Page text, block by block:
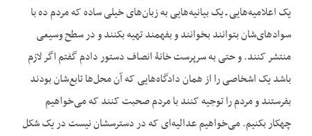
یک اعلامیه‌هایی ـ یک بیانیه‌هایی به زبان‌های خیلی ساده که مردم ده با
سوادهای‌شان بتوانند بخوانند و بفهمند تهیه بکنند و در سطح وسیعی
منتشر کنند. و حتی به سرپرست خانۀ انصاف دستور دادم گفتم اگر لازم
باشد یک اشخاصی را از همان دادگاه‌هایی که آن محل‌ها تابع‌شان بودند
بفرستند و مردم را توجیه کنند با مردم صحبت کنند که می‌خواهیم
چه‏کار بکنیم. می‌خواهیم عدالیه‌ای که در دسترسشان نیست در یک شکل